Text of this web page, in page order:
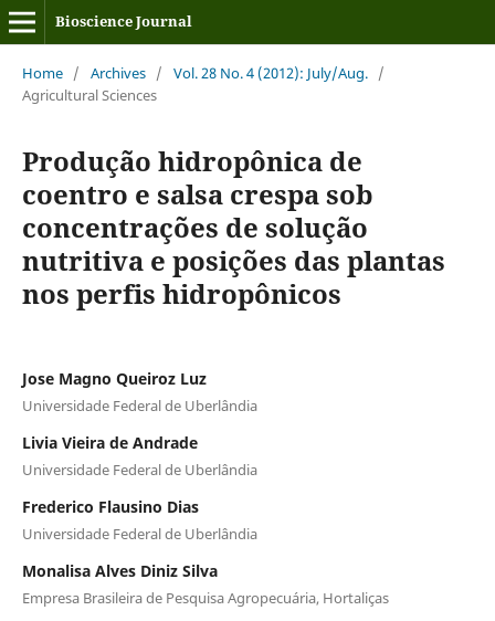
Bioscience Journal
Home / Archives / Vol. 28 No. 4 (2012): July/Aug. /
Agricultural Sciences
Produção hidropônica de
coentro e salsa crespa sob
concentrações de solução
nutritiva e posições das plantas
nos perfis hidropônicos
Jose Magno Queiroz Luz
Universidade Federal de Uberlândia
Livia Vieira de Andrade
Universidade Federal de Uberlândia
Frederico Flausino Dias
Universidade Federal de Uberlândia
Monalisa Alves Diniz Silva
Empresa Brasileira de Pesquisa Agropecuária, Hortaliças